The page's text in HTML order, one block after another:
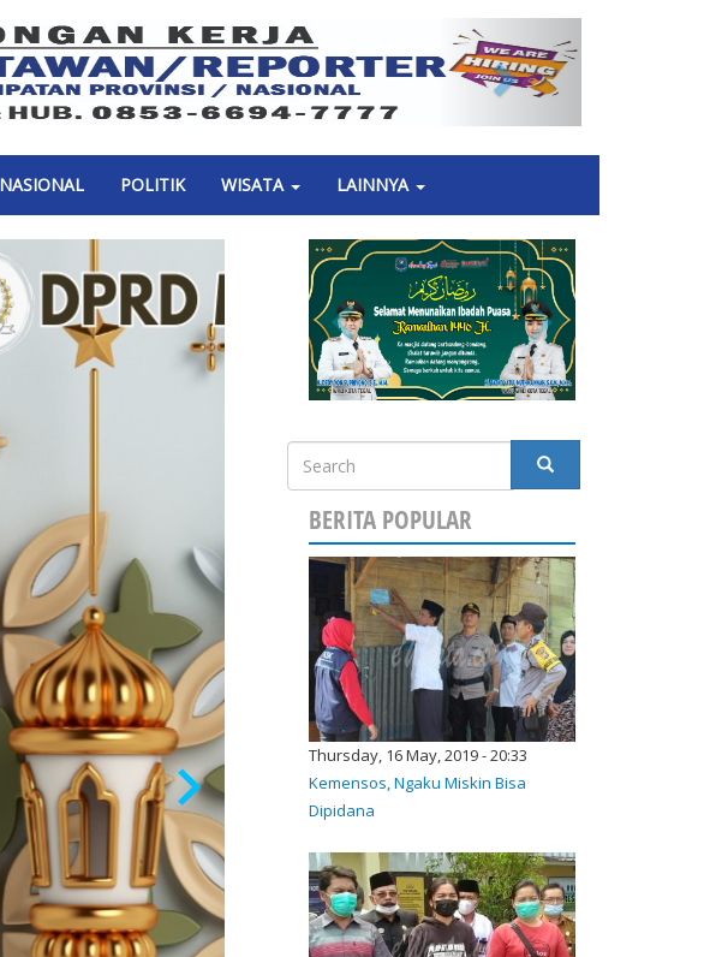
Next
NASIONAL POLITIK WISATA LAINNYA
Search
SEARCH
BERITA POPULAR
Thursday, 16 May, 2019 - 20:33
Kemensos, Ngaku Miskin Bisa
Dipidana